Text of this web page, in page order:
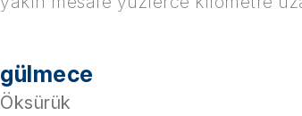
gülmece
Öksürük